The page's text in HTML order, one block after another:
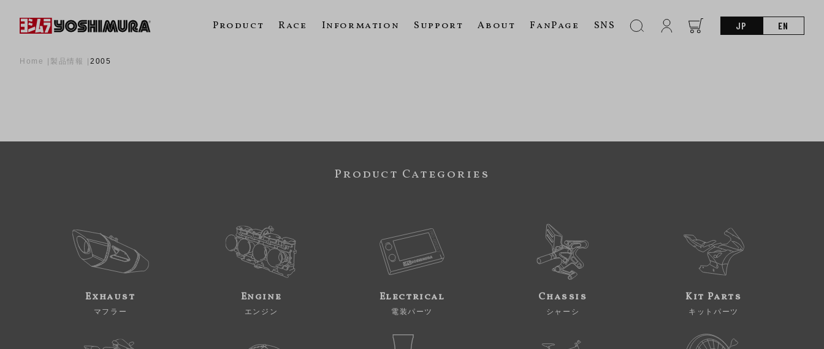
Product Race Information Support About FanPage SNS JP EN
Home 製品情報 2005
Product Categories
Exhaust
マフラー
Engine
エンジン
Electrical
電装パーツ
Chassis
シャーシ
Kit Parts
キットパーツ